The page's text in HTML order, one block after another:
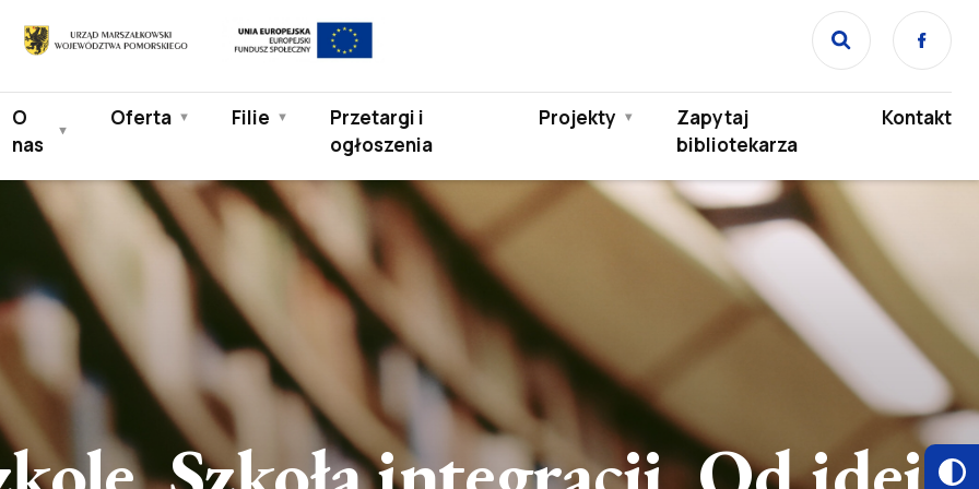
Urząd
Województwa
Pomorskiego
Europejski
Społeczny
O
nas
Oferta Filie
Przetargi i
ogłoszenia
Projekty
Zapytaj
bibliotekarza
Kontakt